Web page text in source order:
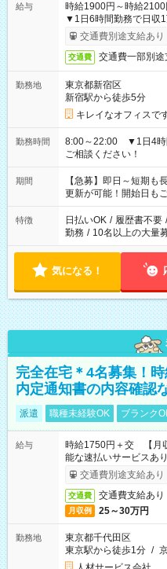
給与
時給1900円～時給
▼1日6時間勤務で日収1
交通費別途支給あり
交通費 交通費一部別
勤務地
東京都新宿区
新宿駅から徒歩5分
キレイなオフィスで
勤務時間
8:00～22:00 ▼1日4時
ご相談ください！
期間
【急募】即日～短期も
更新が可能！開始日も
特徴 日払いOK / 履歴書不要 /
勤務 / 10名以上の大量
気になる！
完全在宅＊4名募集！
内定通知書の内容確認
派遣 職種未経験OK ブランク
給与
時給1750円＋交 【月
能な速払いサービスあり
交通費別途支給あり
交通費 交通費支給あり
月収例 25～30万円
勤務地
東京都千代田区
東京駅から徒歩1分 /